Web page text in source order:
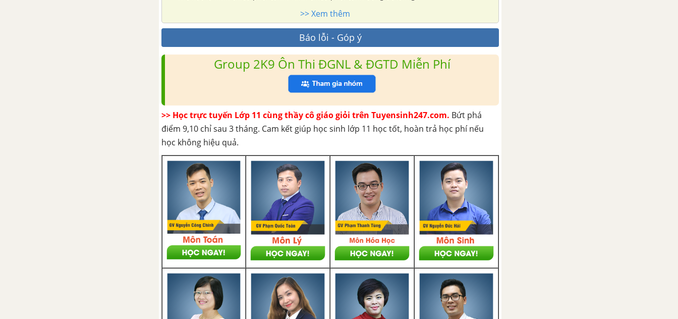
>> Xem thêm
Báo lỗi - Góp ý
Group 2K9 Ôn Thi ĐGNL & ĐGTD Miễn Phí
>> Học trực tuyến Lớp 11 cùng thầy cô giáo giỏi trên Tuyensinh247.com. Bứt phá
điểm 9,10 chỉ sau 3 tháng. Cam kết giúp học sinh lớp 11 học tốt, hoàn trả học phí nếu
học không hiệu quả.